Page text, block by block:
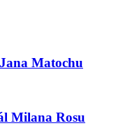
Matochu
Milana Rosu